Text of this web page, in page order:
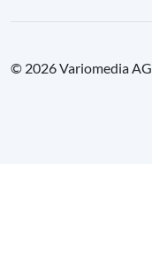
© 2026 Variomedia AG